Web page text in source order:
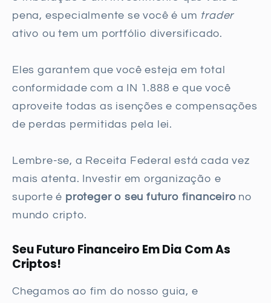
pena, especialmente se você é um trader
ativo ou tem um portfólio diversificado.
Eles garantem que você esteja em total
conformidade com a IN 1.888 e que você
aproveite todas as isenções e compensações
de perdas permitidas pela lei.
Lembre-se, a Receita Federal está cada vez
mais atenta. Investir em organização e
suporte é proteger o seu futuro financeirono
mundo cripto.
Seu Futuro Financeiro Em Dia Com As
Criptos!
Chegamos ao fim do nosso guia, e